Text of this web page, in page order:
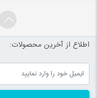
اطلاع از آخرین محصولات: